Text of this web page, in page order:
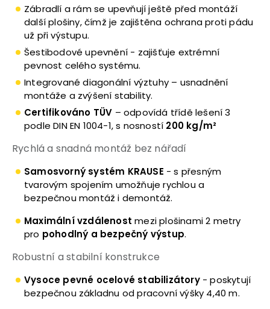
Zábradlí a rám se upevňují ještě před montáží
další plošiny, čímž je zajištěna ochrana proti pádu
už při výstupu.
Šestibodové upevnění - zajišťuje extrémní
pevnost celého systému.
Integrované diagonální výztuhy – usnadnění
montáže a zvýšení stability.
Certifikováno TÜV – odpovídá třídě lešení 3
podle DIN EN 1004-1, s nosností 200 kg/m²
Rychlá a snadná montáž bez nářadí
Samosvorný systém KRAUSE - s přesným
tvarovým spojením umožňuje rychlou a
bezpečnou montáž i demontáž.
Maximální vzdálenost mezi plošinami 2 metry
pro pohodlný a bezpečný výstup.
Robustní a stabilní konstrukce
Vysoce pevné ocelové stabilizátory- poskytují
bezpečnou základnu od pracovní výšky 4,40 m.